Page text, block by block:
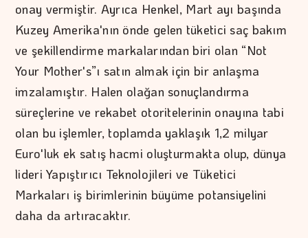
onay vermiştir. Ayrıca Henkel, Mart ayı başında
Kuzey Amerika'nın önde gelen tüketici saç bakım
ve şekillendirme markalarından biri olan “Not
Your Mother's”ı satın almak için bir anlaşma
imzalamıştır. Halen olağan sonuçlandırma
süreçlerine ve rekabet otoritelerinin onayına tabi
olan bu işlemler, toplamda yaklaşık 1,2 milyar
Euro'luk ek satış hacmi oluşturmakta olup, dünya
lideri Yapıştırıcı Teknolojileri ve Tüketici
Markaları iş birimlerinin büyüme potansiyelini
daha da artıracaktır.